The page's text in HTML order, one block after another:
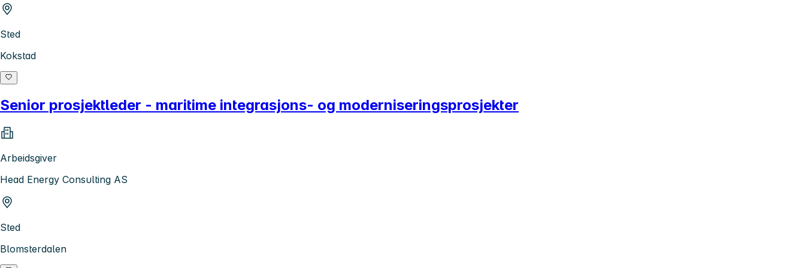
Sted
Kokstad
Senior prosjektleder - maritime integrasjons- og moderniseringsprosjekter
Arbeidsgiver
Head Energy Consulting AS
Sted
Blomsterdalen